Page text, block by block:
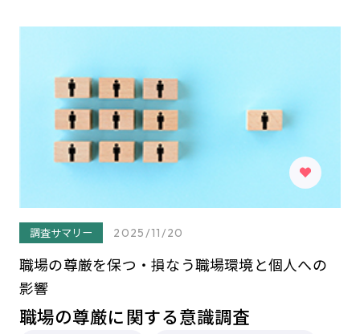
調査サマリー 2025/11/20
職場の尊厳を保つ・損なう職場環境と個人への
影響
職場の尊厳に関する意識調査